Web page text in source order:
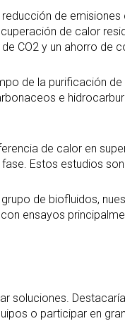
de
de calor
CO2 y un ahorro de
de la purificación
e
de calor en
Estos estudios
de biofluidos,
ensayos
soluciones.
o participar en